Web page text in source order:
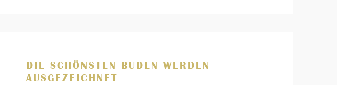
DIE SCHÖNSTEN BUDEN WERDEN
AUSGEZEICHNET